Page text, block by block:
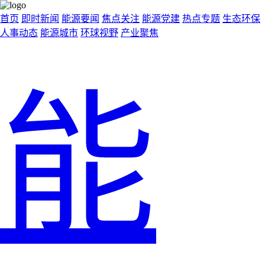
首页 即时新闻 能源要闻 焦点关注 能源党建 热点专题 生态环保
人事动态 能源城市 环球视野 产业聚焦
能